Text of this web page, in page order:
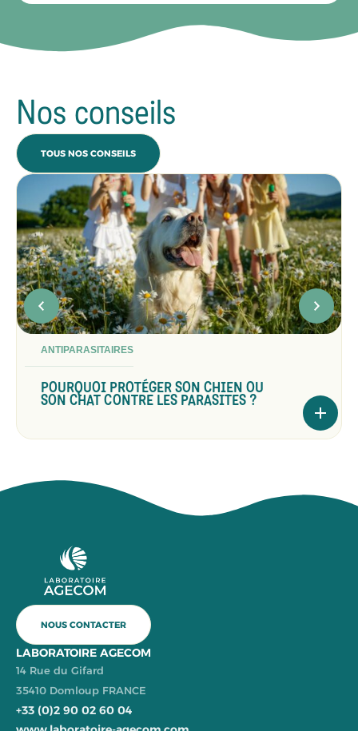
Nos conseils
TOUS NOS CONSEILS
ANTIPARASITAIRES
POURQUOI PROTÉGER SON CHIEN OU
SON CHAT CONTRE LES PARASITES ?
NOUS CONTACTER
LABORATOIRE AGECOM
14 Rue du Gifard
35410 Domloup FRANCE
+33 (0)2 90 02 60 04